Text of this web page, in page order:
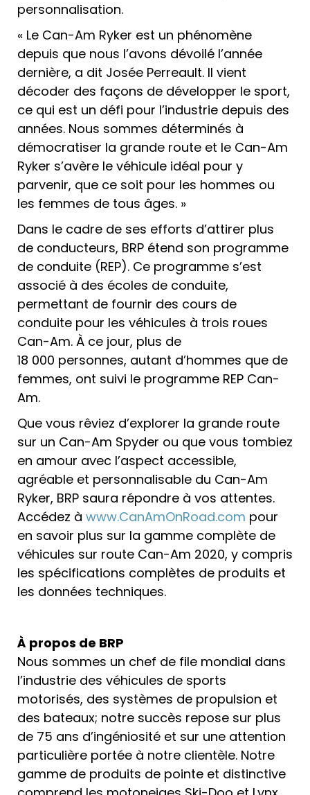
personnalisation.
« Le Can-Am Ryker est un phénomène
depuis que nous l’avons dévoilé l’année
dernière, a dit Josée Perreault. Il vient
décoder des façons de développer le sport,
ce qui est un défi pour l’industrie depuis des
années. Nous sommes déterminés à
démocratiser la grande route et le Can-Am
Ryker s’avère le véhicule idéal pour y
parvenir, que ce soit pour les hommes ou
les femmes de tous âges. »
Dans le cadre de ses efforts d’attirer plus
de conducteurs, BRP étend son programme
de conduite (REP). Ce programme s’est
associé à des écoles de conduite,
permettant de fournir des cours de
conduite pour les véhicules à trois roues
Can-Am. À ce jour, plus de
18 000 personnes, autant d’hommes que de
femmes, ont suivi le programme REP Can-
Am.
Que vous rêviez d’explorer la grande route
sur un Can-Am Spyder ou que vous tombiez
en amour avec l’aspect accessible,
agréable et personnalisable du Can-Am
Ryker, BRP saura répondre à vos attentes.
Accédez à www.CanAmOnRoad.com pour
en savoir plus sur la gamme complète de
véhicules sur route Can-Am 2020, y compris
les spécifications complètes de produits et
les données techniques.
À propos de BRP
Nous sommes un chef de file mondial dans
l’industrie des véhicules de sports
motorisés, des systèmes de propulsion et
des bateaux; notre succès repose sur plus
de 75 ans d’ingéniosité et sur une attention
particulière portée à notre clientèle. Notre
gamme de produits de pointe et distinctive